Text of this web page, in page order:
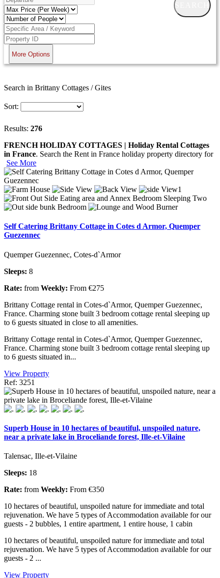
SEARCH
More Options
Search in Brittany Cottages / Gites
Sort:
Results: 276
FRENCH HOLIDAY COTTAGES | Holiday Rental Cottages
in France. Search the Rent in France holiday property directory for
See More
Self Catering Brittany Cottage in Cotes d Armor, Quemper
Guezennec
Quemper Guezennec, Cotes-d`Armor
Sleeps: 8
Rate: from Weekly: From €275
Brittany Cottage rental in Cotes-d`Armor, Quemper Guezennec,
France. Charming stone built 3 bedroom cottage rental sleeping up
to 6 guests situated in close to all amenities.
Brittany Cottage rental in Cotes-d`Armor, Quemper Guezennec,
France. Charming stone built 3 bedroom cottage rental sleeping up
to 6 guests situated in...
View Property
Ref: 3251
Superb House in 10 hectares of beautiful, unspoiled nature,
near a private lake in Broceliande forest, Ille-et-Vilaine
Talensac, Ille-et-Vilaine
Sleeps: 18
Rate: from Weekly: From €350
10 hectares of beautiful, unspoiled nature for immediate and total
rejuvenation. We have 5 types of Accommodation available for our
guests - 2 bubbles, 1 entire apartment, 1 entire house, 1 cabin
10 hectares of beautiful, unspoiled nature for immediate and total
rejuvenation. We have 5 types of Accommodation available for our
guests - 2 ...
View Property